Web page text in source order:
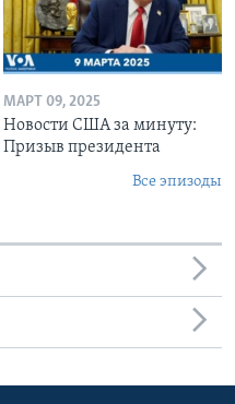
МАРТ 09, 2025
Новости США за минуту:
Призыв президента
Все эпизоды